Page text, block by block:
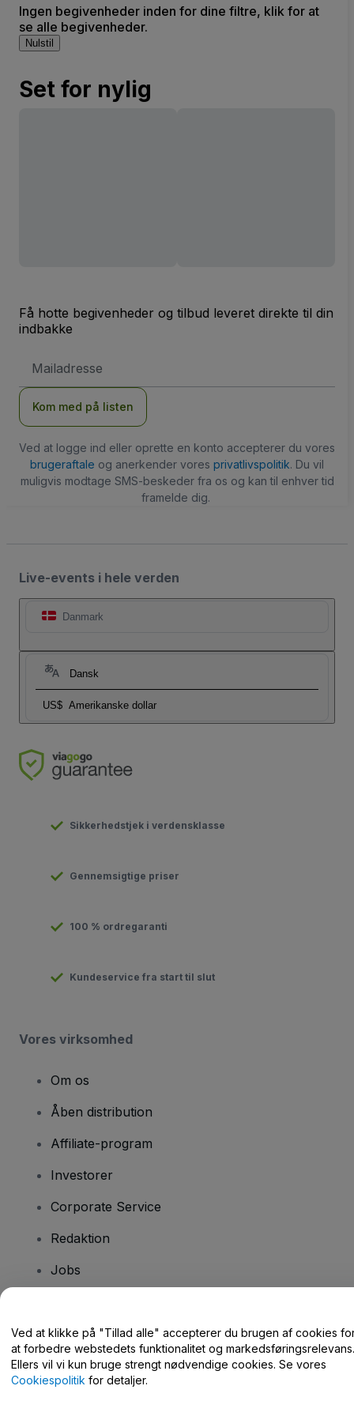
Ingen begivenheder inden for dine filtre, klik for at
se alle begivenheder.
Nulstil
Set for nylig
Få hotte begivenheder og tilbud leveret direkte til din
indbakke
adresse
Kom med på listen
Ved at logge ind eller oprette en konto accepterer du vores
brugeraftale og anerkender vores privatlivspolitik. Du vil
muligvis modtage SMS-beskeder fra os og kan til enhver tid
framelde dig.
Live-events i hele verden
Danmark
Dansk
US$ Amerikanske dollar
Sikkerhedstjek i verdensklasse
Gennemsigtige priser
100 % ordregaranti
Kundeservice fra start til slut
Vores virksomhed
Om os
Åben distribution
Affiliate-program
Investorer
Corporate Service
Redaktion
Jobs
Har du spørgsmål?
Hjælpecenter / Kontakt os
Ved at klikke på "Tillad alle" accepterer du brugen af cookies
at forbedre webstedets funktionalitet og markedsføringsrelevans.
Ellers vil vi kun bruge strengt nødvendige cookies. Se vores
Cookiespolitik for detaljer.